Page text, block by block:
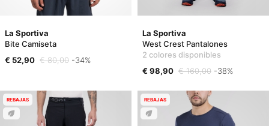
La Sportiva
Bite Camiseta
€ 52,90 € 80,00 -34%
La Sportiva
West Crest Pantalones
2 colores disponibles
€ 98,90 € 160,00 -38%
REBAJAS REBAJAS